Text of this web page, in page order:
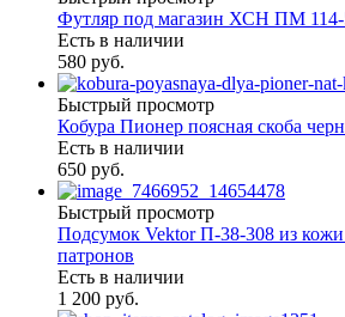
Футляр под магазин ХСН ПМ
Есть в наличии
580 руб.
Быстрый просмотр
Кобура Пионер поясная скоба
Есть в наличии
650 руб.
Быстрый просмотр
Подсумок Vektor П-38-308 из
патронов
Есть в наличии
1 200 руб.